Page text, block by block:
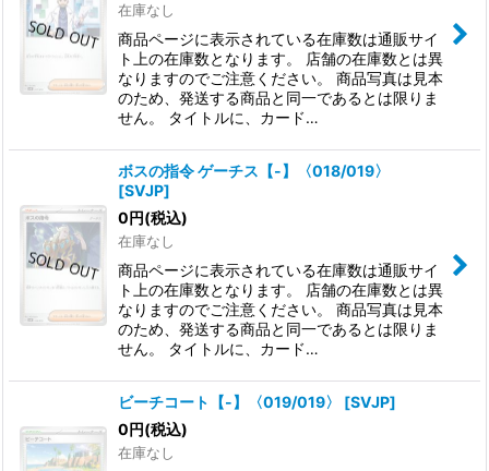
在庫なし
商品ページに表示されている在庫数は通販サイ
ト上の在庫数となります。 店舗の在庫数とは異
なりますのでご注意ください。 商品写真は見本
のため、発送する商品と同一であるとは限りま
せん。 タイトルに、カード…
ボスの指令 ゲーチス【-】〈018/019〉
[SVJP]
0円(税込)
在庫なし
商品ページに表示されている在庫数は通販サイ
ト上の在庫数となります。 店舗の在庫数とは異
なりますのでご注意ください。 商品写真は見本
のため、発送する商品と同一であるとは限りま
せん。 タイトルに、カード…
ビーチコート【-】〈019/019〉 [SVJP]
0円(税込)
在庫なし